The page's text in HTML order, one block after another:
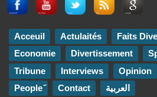
Acceuil Actulaités
Faits
Economie
Divertissement
Tribune
Interviews Opinion
Contact العربية